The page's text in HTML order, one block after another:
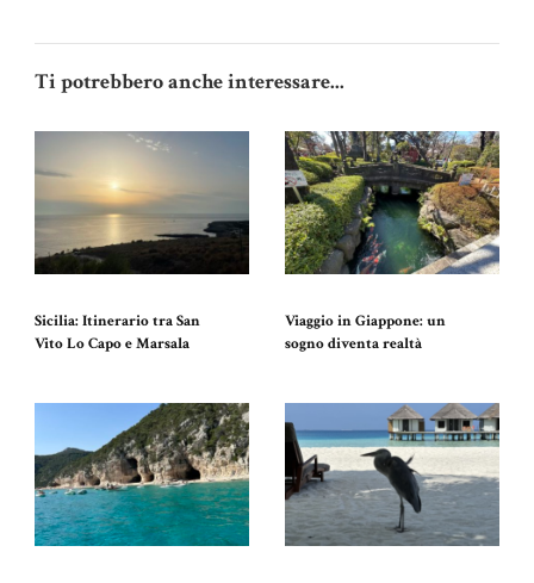
Ti potrebbero anche interessare...
Sicilia: Itinerario tra San
Vito Lo Capo e Marsala
Viaggio in Giappone: un
sogno diventa realtà